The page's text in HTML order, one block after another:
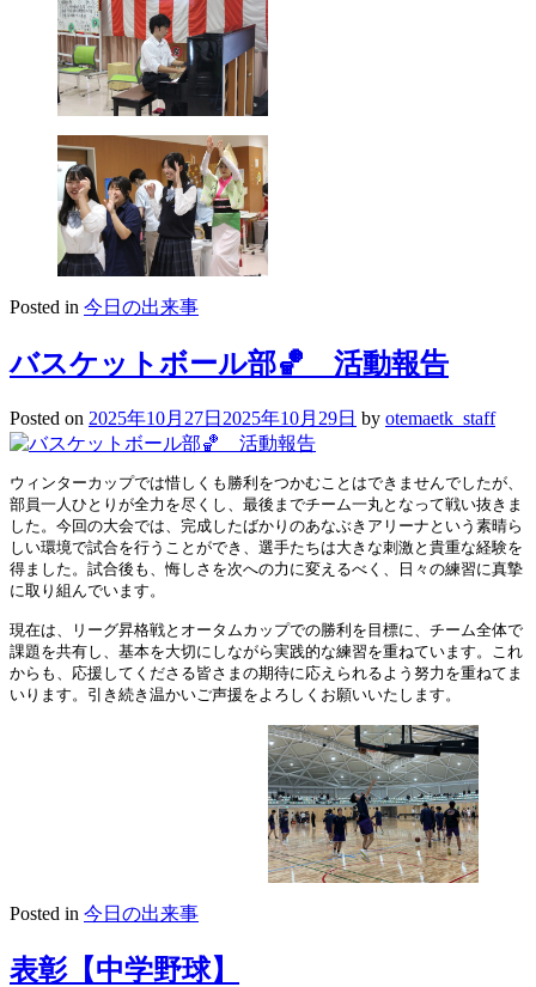
Posted in 今日の出来事
バスケットボール部🏀 活動報告
Posted on 2025年10月27日 2025年10月29日 by otemaetk_staff
ウィンターカップでは惜しくも勝利をつかむことはできませんでしたが、
部員一人ひとりが全力を尽くし、最後までチーム一丸となって戦い抜きま
した。今回の大会では、完成したばかりのあなぶきアリーナという素晴ら
しい環境で試合を行うことができ、選手たちは大きな刺激と貴重な経験を
得ました。試合後も、悔しさを次への力に変えるべく、日々の練習に真摯
に取り組んでいます。
現在は、リーグ昇格戦とオータムカップでの勝利を目標に、チーム全体で
課題を共有し、基本を大切にしながら実践的な練習を重ねています。これ
からも、応援してくださる皆さまの期待に応えられるよう努力を重ねてま
いります。引き続き温かいご声援をよろしくお願いいたします。
Posted in 今日の出来事
表彰【中学野球】